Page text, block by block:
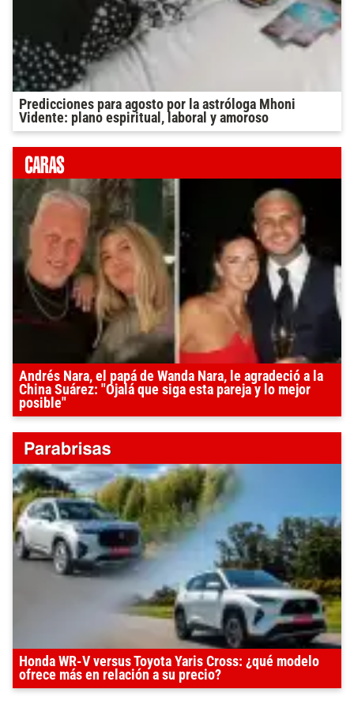
Predicciones para agosto por la astróloga Mhoni
Vidente: plano espiritual, laboral y amoroso
Andrés Nara, el papá de Wanda Nara, le agradeció a la
China Suárez: "Ojalá que siga esta pareja y lo mejor
posible"
Honda WR-V versus Toyota Yaris Cross: ¿qué modelo
ofrece más en relación a su precio?